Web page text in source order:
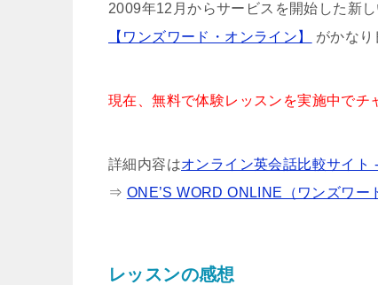
2009年12月からサービスを開始した新
【ワンズワード・オンライン】
がかなり
現在、無料で体験レッスンを実施中でチ
詳細内容はオンライン英会話比較サイト
⇒ ONE’S WORD ONLINE（ワンズワー
レッスンの感想